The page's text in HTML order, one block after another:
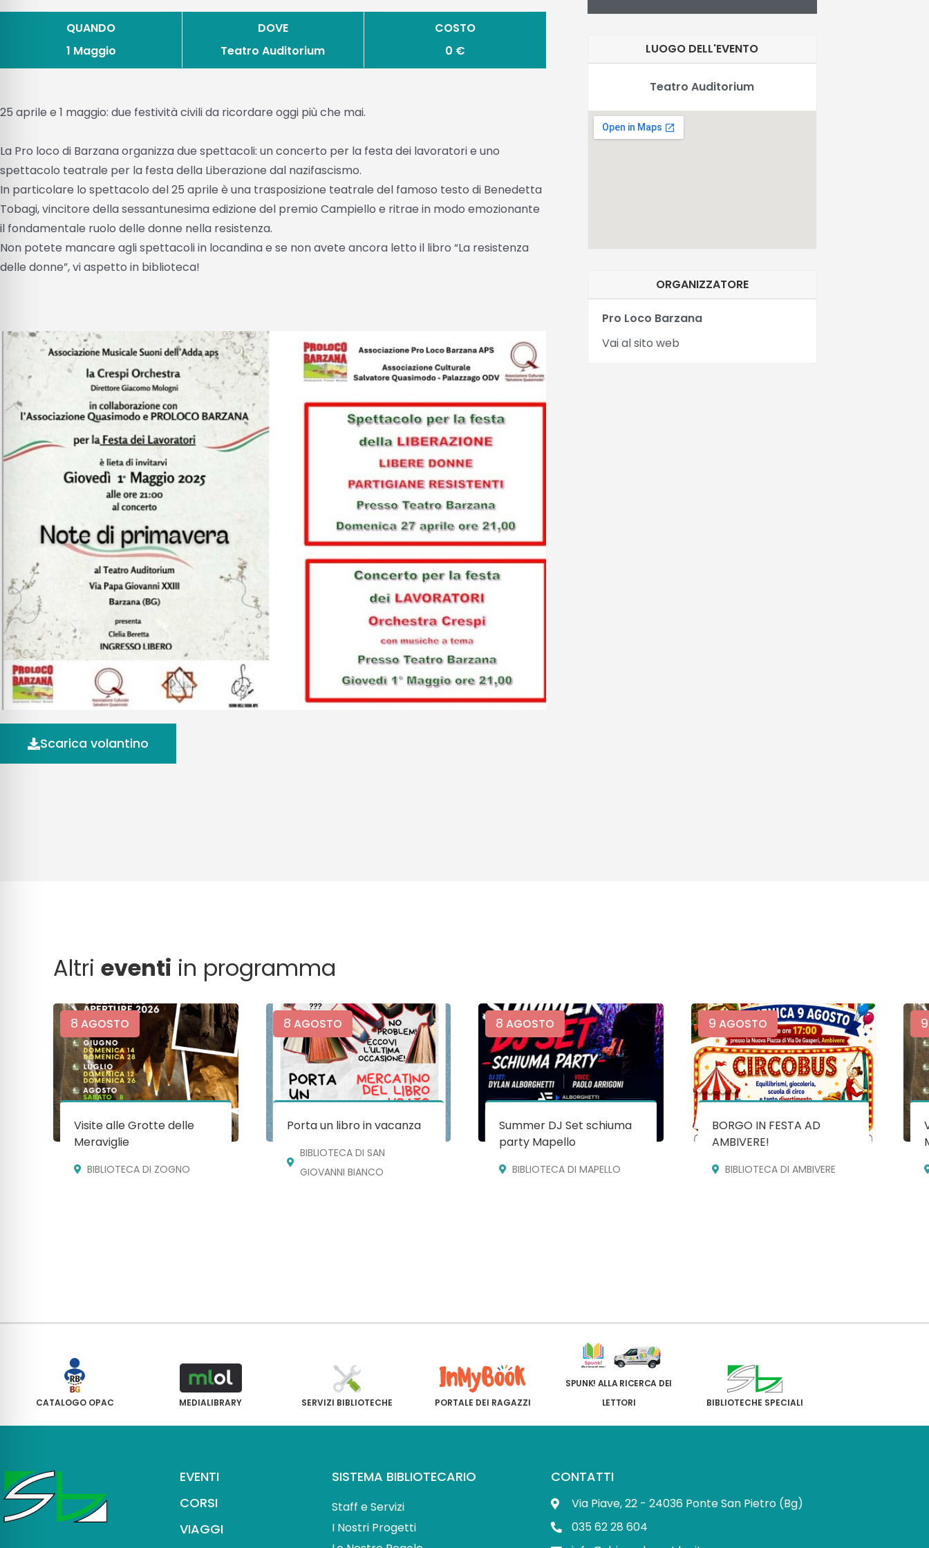
QUANDO
1 Maggio
DOVE
Teatro Auditorium
COSTO
0 €
25 aprile e 1 maggio: due festività civili da ricordare oggi più che mai.
La Pro loco di Barzana organizza due spettacoli: un concerto per la festa dei lavoratori e uno
spettacolo teatrale per la festa della Liberazione dal nazifascismo.
In particolare lo spettacolo del 25 aprile è una trasposizione teatrale del famoso testo di Benedetta
Tobagi, vincitore della sessantunesima edizione del premio Campiello e ritrae in modo emozionante
il fondamentale ruolo delle donne nella resistenza.
Non potete mancare agli spettacoli in locandina e se non avete ancora letto il libro “La resistenza
delle donne”, vi aspetto in biblioteca!
Scarica volantino
LUOGO DELL'EVENTO
Teatro Auditorium
ORGANIZZATORE
Pro Loco Barzana
Vai al sito web
Altrieventi in programma
8 AGOSTO
Visite alle Grotte delle
Meraviglie
BIBLIOTECA DI ZOGNO
8 AGOSTO
Porta un libro in vacanza
BIBLIOTECA DI SAN
GIOVANNI BIANCO
8 AGOSTO
Summer DJ Set schiuma
party Mapello
BIBLIOTECA DI MAPELLO
9 AGOSTO
BORGO IN FESTA AD
AMBIVERE!
BIBLIOTECA DI AMBIVERE
9
CATALOGO OPAC MEDIALIBRARY SERVIZI BIBLIOTECHE PORTALE DEI RAGAZZI
SPUNK! ALLA RICERCA DEI
LETTORI
BIBLIOTECHE SPECIALI
EVENTI
CORSI
VIAGGI
SISTEMA BIBLIOTECARIO
Staff e Servizi
I Nostri Progetti
CONTATTI
Via Piave, 22 - 24036 Ponte San Pietro (Bg)
035 62 28 604